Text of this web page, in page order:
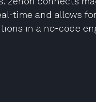
time and allows
in a no-code